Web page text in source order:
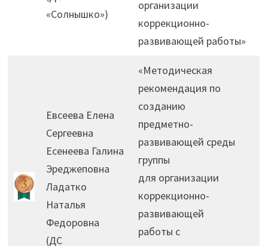
«Солнышко»)
организации
коррекционно-
развивающей работы»
Евсеева Елена
Сергеевна
Есенеева Галина
Эреджеповна
Ладатко
Наталья
Федоровна
(ДС
«Методическая
рекомендация по
созданию
предметно-
развивающей среды
группы
для организации
коррекционно-
развивающей
работы с